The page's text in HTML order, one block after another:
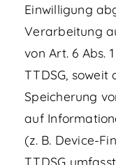
Einwilligung
Verarbeitung
von Art. 6 Abs.
TTDSG, soweit
Speicherung
auf
(z. B. Device-
TTDSG